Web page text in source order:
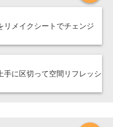
リメイクシートでチェンジ
手に区切って空間リフレッシ